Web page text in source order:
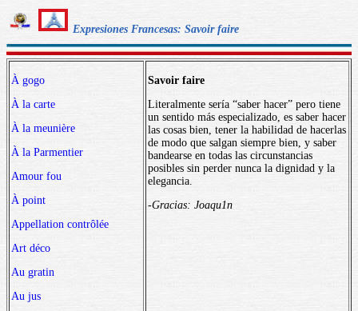
Expresiones Francesas: Savoir faire
À gogo
À la carte
À la meunière
À la Parmentier
Amour fou
À point
Appellation contrôlée
Art déco
Au gratin
Au jus
Savoir faire
Literalmente sería “saber hacer” pero tiene
un sentido más especializado, es saber hacer
las cosas bien, tener la habilidad de hacerlas
de modo que salgan siempre bien, y saber
bandearse en todas las circunstancias
posibles sin perder nunca la dignidad y la
elegancia.
-Gracias: Joaqu1n